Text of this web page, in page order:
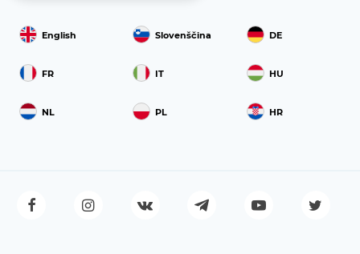
English Slovenščina DE
FR IT HU
NL PL HR